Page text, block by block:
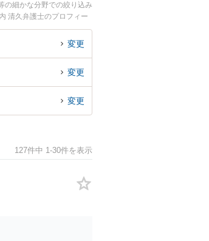
の細かな分野での絞り込み
清久弁護士のプロフィー
・事業承継のトラブル
相談者さんにおすすめで
変更
変更
変更
127件中 1-30件を表示